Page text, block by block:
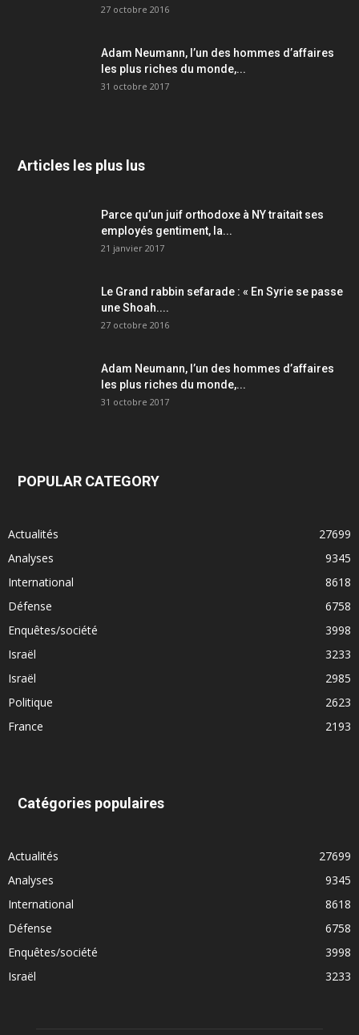
27 octobre 2016
Adam Neumann, l’un des hommes d’affaires
les plus riches du monde,...
31 octobre 2017
Articles les plus lus
Parce qu’un juif orthodoxe à NY traitait ses
employés gentiment, la...
21 janvier 2017
Le Grand rabbin sefarade : « En Syrie se passe
une Shoah....
27 octobre 2016
Adam Neumann, l’un des hommes d’affaires
les plus riches du monde,...
31 octobre 2017
POPULAR CATEGORY
Actualités
27699
Analyses
9345
International
8618
Défense
6758
Enquêtes/société
3998
Israël
3233
Israël
2985
Politique
2623
France
2193
Catégories populaires
Actualités
27699
Analyses
9345
International
8618
Défense
6758
Enquêtes/société
3998
Israël
3233